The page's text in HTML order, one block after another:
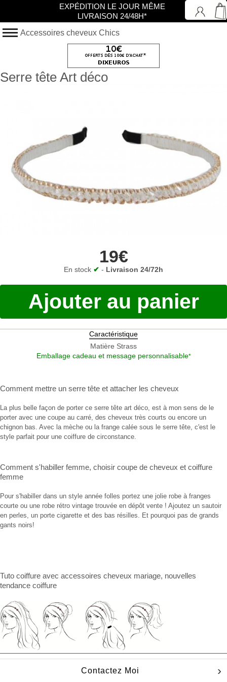
Accessoires cheveux Chics
Serre tête Art déco
19€
En stock ✔ - Livraison 24/72h
Ajouter au panier
Caractéristique
Matière Strass
Emballage cadeau et message personnalisable*
Comment mettre un serre tête et attacher les cheveux
La plus belle façon de porter ce serre tête art déco, est à mon sens de le
porter avec une coupe au carré, des cheveux très courts ou encore un
chignon bas. Avec la mèche ou la frange calée sous le serre tête, c'est le
style parfait pour une coiffure de circonstance.
Comment s'habiller femme, choisir coupe de cheveux et coiffure
femme
Pour s'habiller dans un style année folles portez une jolie robe à franges
courte ou une robe rétro vintage trouvée en dépôt vente ! Ajoutez un sautoir
en perles, un porte cigarette et des bas résilles. Et pourquoi pas de grands
gants noirs!
Tuto coiffure avec accessoires cheveux mariage, nouvelles
tendance coiffure
EXPÉDITION LE JOUR MÊME
LIVRAISON 24/48H*
Contactez Moi